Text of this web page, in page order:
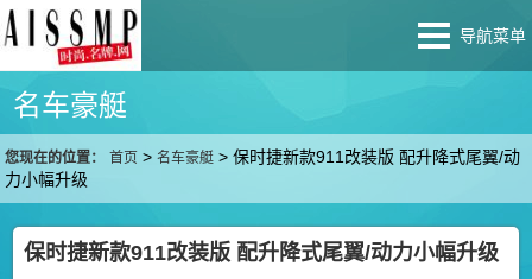
导航菜单
名车豪艇
您现在的位置： 首页 >名车豪艇 >保时捷新款911改装版 配升降式尾翼/动
力小幅升级
保时捷新款911改装版 配升降式尾翼/动力小幅升级